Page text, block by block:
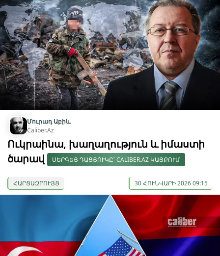
Մուրադ Աբիև
Caliber.Az
Ուկրաինա, խաղաղություն և իմաստի
ծարավ
ՍԵՐԳԵՅ ԴԱՑՅՈՒԿԸ՝ CALIBER.AZ ԿԱՅՔՈՒՄ
ՀԱՐՑԱԶՐՈՒՅՑ 30 ՀՈՒՆՎԱՐԻ 2026 09:15